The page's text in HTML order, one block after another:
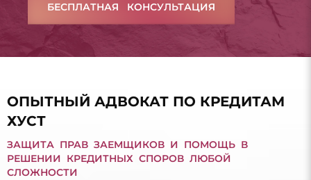
БЕСПЛАТНАЯ КОНСУЛЬТАЦИЯ
ОПЫТНЫЙ АДВОКАТ ПО КРЕДИТАМ
ХУСТ
ЗАЩИТА ПРАВ ЗАЕМЩИКОВ И ПОМОЩЬ В
РЕШЕНИИ КРЕДИТНЫХ СПОРОВ ЛЮБОЙ
СЛОЖНОСТИ